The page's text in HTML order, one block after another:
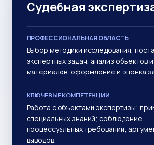
Судебная
ПРОФЕССИОНАЛЬНАЯ ОБЛАСТЬ
Выбор методики исследования,
экспертных задач, анализ объектов и
материалов, оформление и оценка
КЛЮЧЕВЫЕ КОМПЕТЕНЦИИ
Работа с объектами экспертизы;
специальных знаний; соблюдение
процессуальных требований;
выводов.